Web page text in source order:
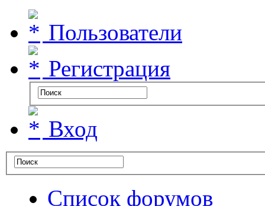
Пользователи
Регистрация
Вход
Список форумов